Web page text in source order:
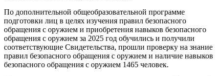
По дополнительной общеобразовательной программе
подготовки лиц в целях изучения правил безопасного
обращения с оружием и приобретения навыков безопасного
обращения с оружием за 2025 год обучились и получили
соответствующие Свидетельства, прошли проверку на знание
правил безопасного обращения с оружием и наличие навыков
безопасного обращения с оружием 1465 человек.